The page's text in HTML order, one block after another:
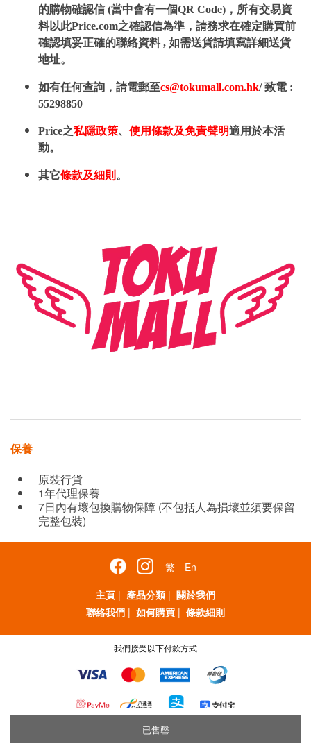
已售罄
的購物確認信 (當中會有一個QR Code)，所有交易資
料以此Price.com之確認信為準，請務求在確定購買前
確認填妥正確的聯絡資料 , 如需送貨請填寫詳細送貨
地址。
如有任何查詢，請電郵至cs@tokumall.com.hk/ 致電 :
55298850
Price之私隱政策、 使用條款及免責聲明適用於本活
動。
其它條款及細則 。
保養
原裝行貨
1年代理保養
7日內有壞包換購物保障 (不包括人為損壞並須要保留
完整包裝)
繁
En
主頁 | 產品分類 | 關於我們
聯絡我們 | 如何購買 | 條款細則
我們接受以下付款方式